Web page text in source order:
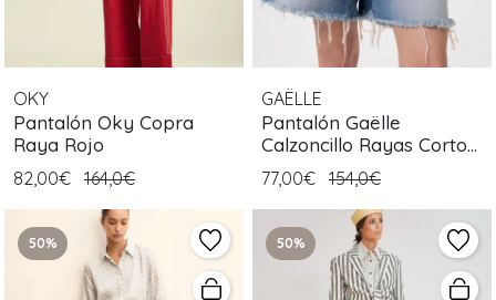
OKY
Pantalón Oky Copra
Raya Rojo
82,00€ 164,0€
GAËLLE
Pantalón Gaëlle
Calzoncillo Rayas Corto
Azul
77,00€ 154,0€
50% 50%